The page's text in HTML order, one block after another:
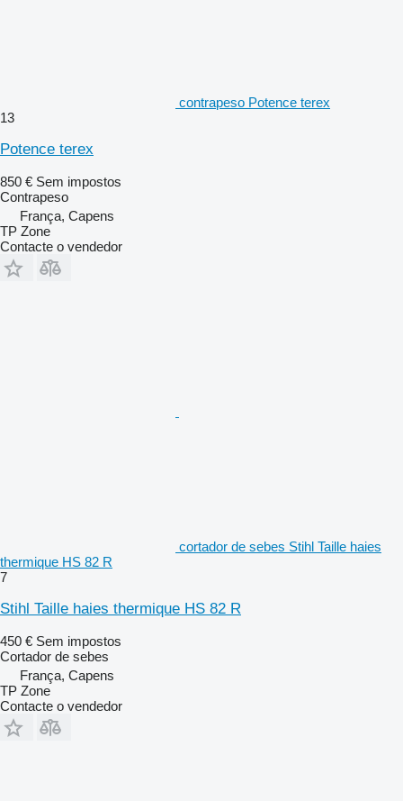
contrapeso Potence terex
13
Potence terex
850 € Sem impostos
Contrapeso
França, Capens
TP Zone
Contacte o vendedor
cortador de sebes Stihl Taille haies
thermique HS 82 R
7
Stihl Taille haies thermique HS 82 R
450 € Sem impostos
Cortador de sebes
França, Capens
TP Zone
Contacte o vendedor